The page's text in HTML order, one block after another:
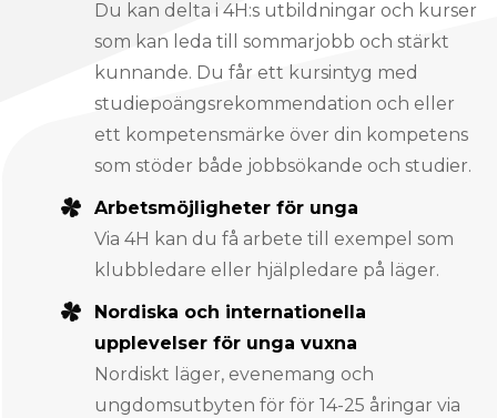
Du kan delta i 4H:s utbildningar och kurser
som kan leda till sommarjobb och stärkt
kunnande. Du får ett kursintyg med
studiepoängsrekommendation och eller
ett kompetensmärke över din kompetens
som stöder både jobbsökande och studier.
Arbetsmöjligheter för unga
Via 4H kan du få arbete till exempel som
klubbledare eller hjälpledare på läger.
Nordiska och internationella
upplevelser för unga vuxna
Nordiskt läger, evenemang och
ungdomsutbyten för för 14-25 åringar via